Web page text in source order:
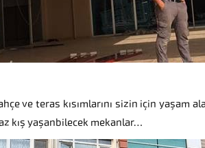
ve teras kısımlarını sizin için yaşam
kış yaşanbilecek mekanlar…